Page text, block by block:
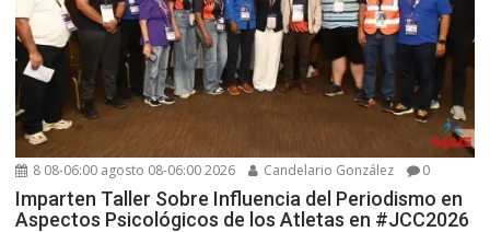
8 08-06:00 agosto 08-06:00 2026 Candelario González 0
Imparten Taller Sobre Influencia del Periodismo en
Aspectos Psicológicos de los Atletas en #JCC2026